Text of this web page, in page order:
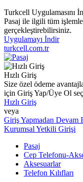
Turkcell Uygulamasını
Pasaj ile ilgili tüm
gerçekleştirebilirsiniz.
Uygulamayı İndir
turkcell.com.tr
Hızlı Giriş
Size özel ödeme
için Giriş Yap/Üye Ol
Hızlı Giriş
veya
Giriş Yapmadan Devam
Kurumsal Yetkili Girişi
Pasaj
Cep Telefonu-
Aksesuarlar
Telefon Kılıfları